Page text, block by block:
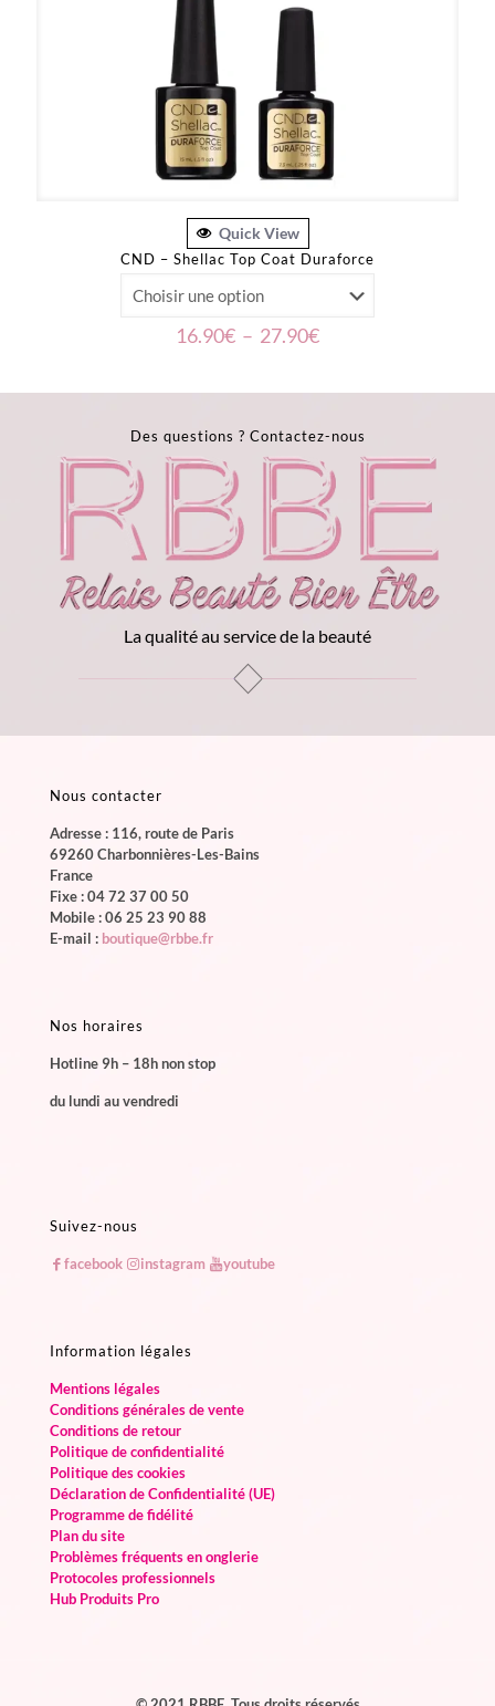
Quick View
CND – Shellac Top Coat Duraforce
16.90€ – 27.90€Plage
16.90€
27.90€
Des questions ? Contactez-nous
La qualité au service de la beauté
Nous contacter
Adresse : 116, route de Paris
69260 Charbonnières-Les-Bains
France
Fixe :04 72 37 00 50
Mobile :06 25 23 90 88
E-mail : boutique@rbbe.fr
Nos horaires
Hotline 9h – 18h non stop
du lundi au vendredi
Suivez-nous
facebook instagram youtube
Information légales
Mentions légales
Conditions générales de vente
Conditions de retour
Politique de confidentialité
Politique des cookies
Déclaration de Confidentialité (UE)
Programme de fidélité
Plan du site
Problèmes fréquents en onglerie
Protocoles professionnels
Hub Produits Pro